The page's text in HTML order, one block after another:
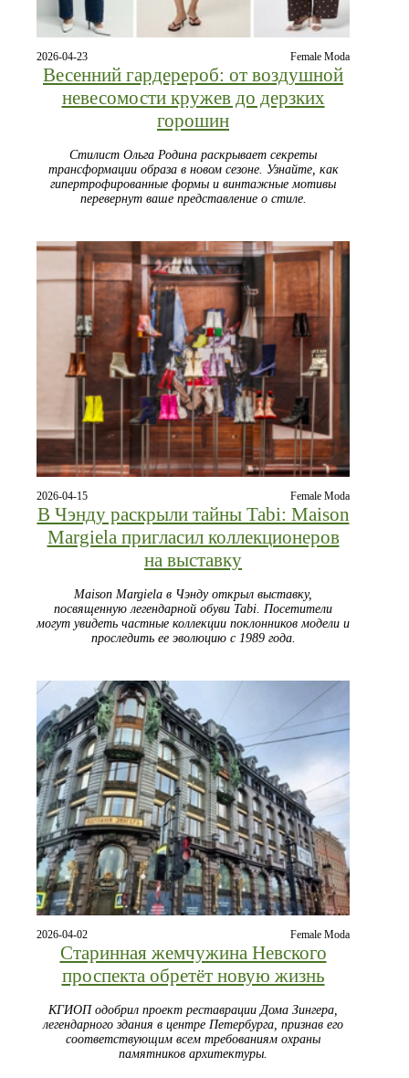
2026-04-23 Female Moda
Весенний гардерероб: от воздушной
невесомости кружев до дерзких
горошин
Стилист Ольга Родина раскрывает секреты
трансформации образа в новом сезоне. Узнайте, как
гипертрофированные формы и винтажные мотивы
перевернут ваше представление о стиле.
2026-04-15 Female Moda
В Чэнду раскрыли тайны Tabi: Maison
Margiela пригласил коллекционеров
на выставку
Maison Margiela в Чэнду открыл выставку,
посвященную легендарной обуви Tabi. Посетители
могут увидеть частные коллекции поклонников модели и
проследить ее эволюцию с 1989 года.
2026-04-02 Female Moda
Старинная жемчужина Невского
проспекта обретёт новую жизнь
КГИОП одобрил проект реставрации Дома Зингера,
легендарного здания в центре Петербурга, признав его
соответствующим всем требованиям охраны
памятников архитектуры.